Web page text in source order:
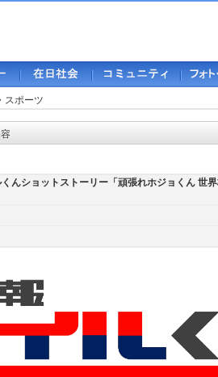
スポーツ
くんショットストーリー「頑張れホジョくん 世